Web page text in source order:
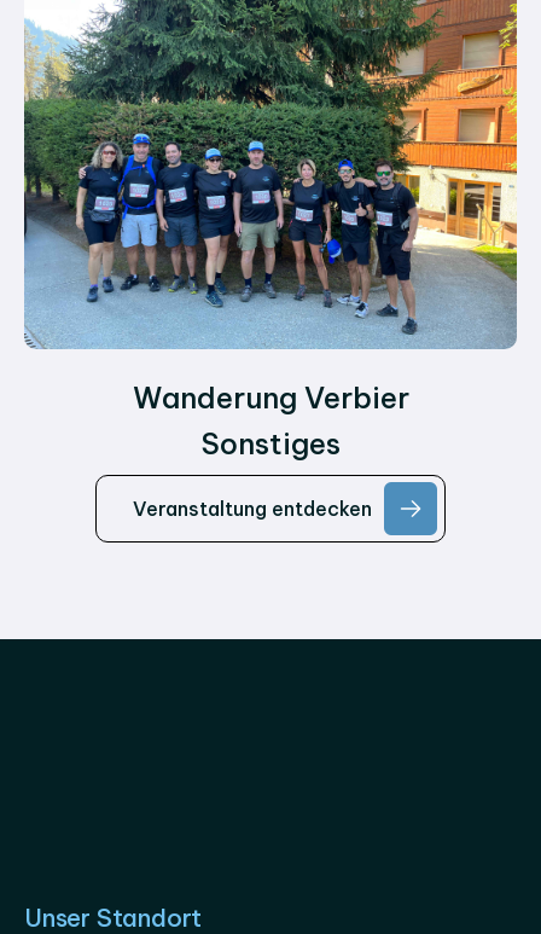
Wanderung Verbier
Sonstiges
Veranstaltung entdecken
Unser Standort